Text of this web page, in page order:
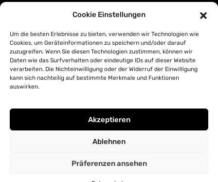
Cookie Einstellungen
Um die besten Erlebnisse zu bieten, verwenden wir Technologien wie
Cookies, um Geräteinformationen zu speichern und/oder darauf
zuzugreifen. Wenn Sie diesen Technologien zustimmen, können wir
Daten wie das Surfverhalten oder eindeutige IDs auf dieser Website
verarbeiten. Die Nichteinwilligung oder der Widerruf der Einwilligung
kann sich nachteilig auf bestimmte Merkmale und Funktionen
auswirken.
Akzeptieren
Ablehnen
Präferenzen ansehen
Leinwand
Poster